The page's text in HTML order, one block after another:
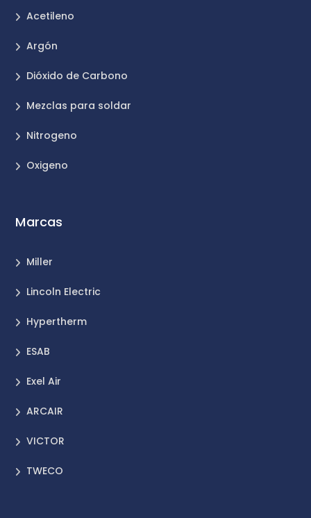
Acetileno
Argón
Dióxido de Carbono
Mezclas para soldar
Nitrogeno
Oxigeno
Marcas
Miller
Lincoln Electric
Hypertherm
ESAB
Exel Air
ARCAIR
VICTOR
TWECO